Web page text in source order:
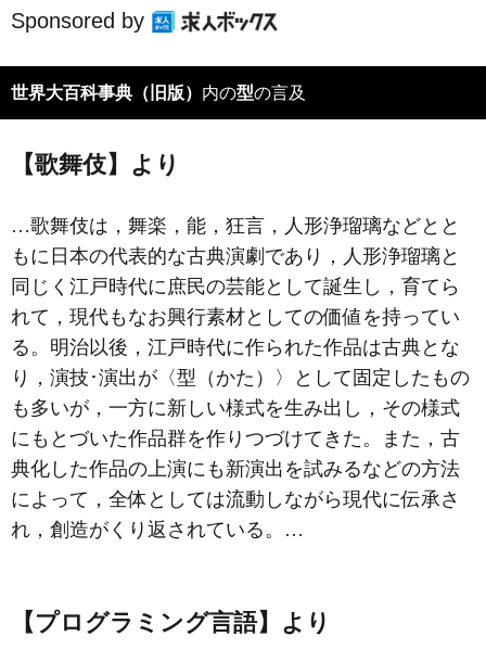
Sponsored by
世界大百科事典（旧版） 内の型の言及
【歌舞伎】より
…歌舞伎は，舞楽，能，狂言，人形浄瑠璃などとと
もに日本の代表的な古典演劇であり，人形浄瑠璃と
同じく江戸時代に庶民の芸能として誕生し，育てら
れて，現代もなお興行素材としての価値を持ってい
る。明治以後，江戸時代に作られた作品は古典とな
り，演技･演出が〈型（かた）〉として固定したもの
も多いが，一方に新しい様式を生み出し，その様式
にもとづいた作品群を作りつづけてきた。また，古
典化した作品の上演にも新演出を試みるなどの方法
によって，全体としては流動しながら現代に伝承さ
れ，創造がくり返されている。…
【プログラミング言語】より